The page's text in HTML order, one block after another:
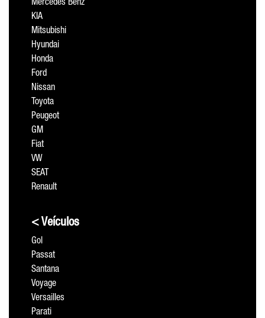
Mercedes Benz
KIA
Mitsubishi
Hyundai
Honda
Ford
Nissan
Toyota
Peugeot
GM
Fiat
VW
SEAT
Renault
< Veículos
Gol
Passat
Santana
Voyage
Versailles
Parati